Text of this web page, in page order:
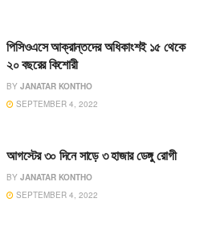
পিসিওএসে আক্রান্তদের অধিকাংশই ১৫ থেকে
২০ বছরের কিশোরী
BY JANATAR KONTHO
SEPTEMBER 4, 2022
আগস্টের ৩০ দিনে সাড়ে ৩ হাজার ডেঙ্গু রোগী
BY JANATAR KONTHO
SEPTEMBER 4, 2022